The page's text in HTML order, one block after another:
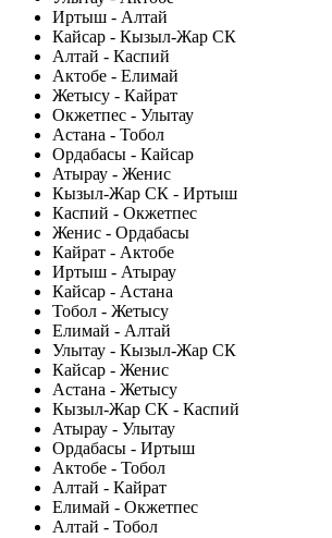
Иртыш - Алтай
Кайсар - Кызыл-Жар СК
Алтай - Каспий
Актобе - Елимай
Жетысу - Кайрат
Окжетпес - Улытау
Астана - Тобол
Ордабасы - Кайсар
Атырау - Женис
Кызыл-Жар СК - Иртыш
Каспий - Окжетпес
Женис - Ордабасы
Кайрат - Актобе
Иртыш - Атырау
Кайсар - Астана
Тобол - Жетысу
Елимай - Алтай
Улытау - Кызыл-Жар СК
Кайсар - Женис
Астана - Жетысу
Кызыл-Жар СК - Каспий
Атырау - Улытау
Ордабасы - Иртыш
Актобе - Тобол
Алтай - Кайрат
Елимай - Окжетпес
Алтай - Тобол